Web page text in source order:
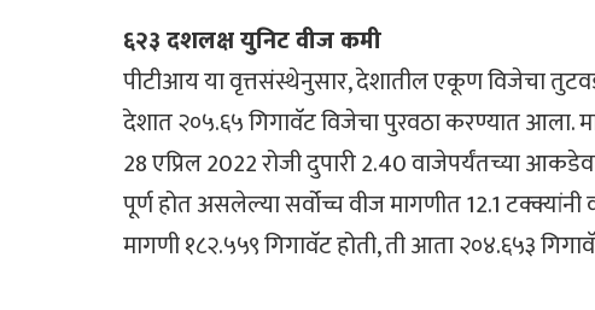
६२३ दशलक्ष युनिट वीज कमी
पीटीआय या वृत्तसंस्थेनुसार, देशातील एकूण विजेचा
देशात २०५.६५ गिगावॅट विजेचा पुरवठा करण्यात आला.
28 एप्रिल 2022 रोजी दुपारी 2.40 वाजेपर्यंतच्या
पूर्ण होत असलेल्या सर्वोच्च वीज मागणीत 12.1
मागणी १८२.५५९ गिगावॅट होती, ती आता २०४.६५३